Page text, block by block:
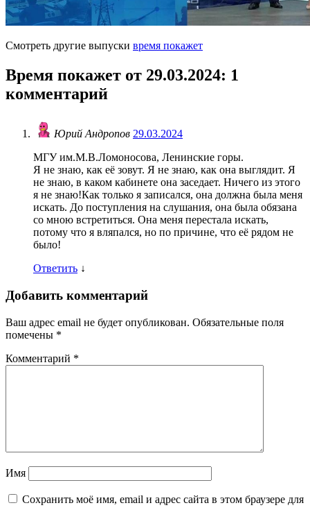
Смотреть другие выпуски время покажет
Время покажет от 29.03.2024: 1
комментарий
Юрий Андропов 29.03.2024
МГУ им.М.В.Ломоносова, Ленинские горы.
Я не знаю, как её зовут. Я не знаю, как она выглядит. Я
не знаю, в каком кабинете она заседает. Ничего из этого
я не знаю!Как только я записался, она должна была меня
искать. До поступления на слушания, она была обязана
со мною встретиться. Она меня перестала искать,
потому что я вляпался, но по причине, что её рядом не
было!
Ответить ↓
Добавить комментарий
Ваш адрес email не будет опубликован. Обязательные поля
помечены *
Комментарий *
Имя
Сохранить моё имя, email и адрес сайта в этом браузере для